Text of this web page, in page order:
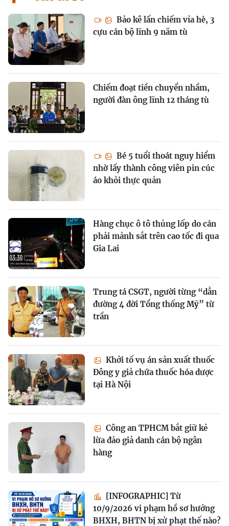
Bảo kê lấn chiếm vỉa hè, 3
cựu cán bộ lĩnh 9 năm tù
Chiếm đoạt tiền chuyển nhầm,
người đàn ông lĩnh 12 tháng tù
Bé 5 tuổi thoát nguy hiểm
nhờ lấy thành công viên pin cúc
áo khỏi thực quản
Hàng chục ô tô thủng lốp do cán
phải mảnh sắt trên cao tốc đi qua
Gia Lai
Trung tá CSGT, người từng “dẫn
đường 4 đời Tổng thống Mỹ” từ
trần
Khởi tố vụ án sản xuất thuốc
Đông y giả chứa thuốc hóa dược
tại Hà Nội
Công an TPHCM bắt giữ kẻ
lừa đảo giả danh cán bộ ngân
hàng
[INFOGRAPHIC] Từ
10/9/2026 vi phạm hồ sơ hưởng
BHXH, BHTN bị xử phạt thế nào?